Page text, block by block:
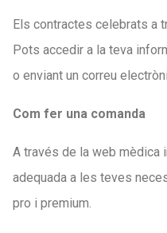
Els contractes celebrats a
Pots accedir a la teva
o enviant un correu
Com fer una comanda
A través de la web mèdica
adequada a les teves
pro i premium.